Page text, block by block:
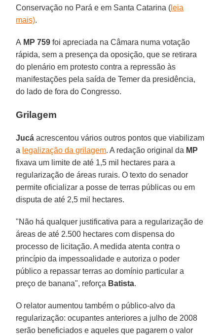
Conservação no Pará e em Santa Catarina ( leia
mais).
A MP 759 foi apreciada na Câmara numa votação
rápida, sem a presença da oposição, que se retirara
do plenário em protesto contra a repressão às
manifestações pela saída de Temer da presidência,
do lado de fora do Congresso.
Grilagem
Jucá acrescentou vários outros pontos que viabilizam
a legalização da grilagem. A redação original da MP
fixava um limite de até 1,5 mil hectares para a
regularização de áreas rurais. O texto do senador
permite oficializar a posse de terras públicas ou em
disputa de até 2,5 mil hectares.
"Não há qualquer justificativa para a regularização de
áreas de até 2.500 hectares com dispensa do
processo de licitação. A medida atenta contra o
princípio da impessoalidade e autoriza o poder
público a repassar terras ao domínio particular a
preço de banana", reforça Batista.
O relator aumentou também o público-alvo da
regularização: ocupantes anteriores a julho de 2008
serão beneficiados e aqueles que pagarem o valor